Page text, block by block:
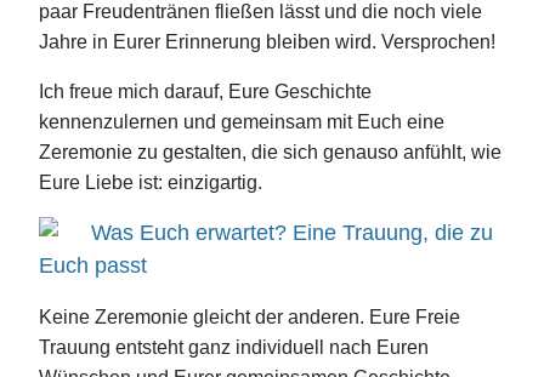
paar Freudentränen fließen lässt und die noch viele
Jahre in Eurer Erinnerung bleiben wird. Versprochen!
Ich freue mich darauf, Eure Geschichte
kennenzulernen und gemeinsam mit Euch eine
Zeremonie zu gestalten, die sich genauso anfühlt, wie
Eure Liebe ist: einzigartig.
Was Euch erwartet? Eine Trauung, die zu
Euch passt
Keine Zeremonie gleicht der anderen. Eure Freie
Trauung entsteht ganz individuell nach Euren